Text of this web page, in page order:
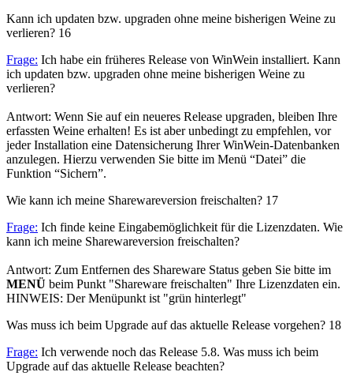
Kann ich updaten bzw. upgraden ohne meine bisherigen Weine zu
verlieren? 16
Frage: Ich habe ein früheres Release von WinWein installiert. Kann
ich updaten bzw. upgraden ohne meine bisherigen Weine zu
verlieren?
Antwort: Wenn Sie auf ein neueres Release upgraden, bleiben Ihre
erfassten Weine erhalten! Es ist aber unbedingt zu empfehlen, vor
jeder Installation eine Datensicherung Ihrer WinWein-Datenbanken
anzulegen. Hierzu verwenden Sie bitte im Menü “Datei” die
Funktion “Sichern”.
Wie kann ich meine Sharewareversion freischalten? 17
Frage: Ich finde keine Eingabemöglichkeit für die Lizenzdaten. Wie
kann ich meine Sharewareversion freischalten?
Antwort: Zum Entfernen des Shareware Status geben Sie bitte im
MENÜ beim Punkt "Shareware freischalten" Ihre Lizenzdaten ein.
HINWEIS: Der Menüpunkt ist "grün hinterlegt"
Was muss ich beim Upgrade auf das aktuelle Release vorgehen? 18
Frage: Ich verwende noch das Release 5.8. Was muss ich beim
Upgrade auf das aktuelle Release beachten?